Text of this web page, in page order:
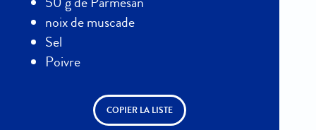
noix de muscade
Sel
Poivre
COPIER LA LISTE